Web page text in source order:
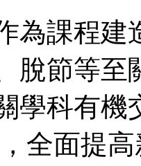
課程建造
、脫節
科有機交
，全面提